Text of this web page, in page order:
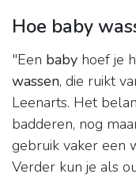
Hoe baby
"Een baby hoef je
wassen, die ruikt
Leenarts. Het
badderen, nog
gebruik vaker een
Verder kun je als